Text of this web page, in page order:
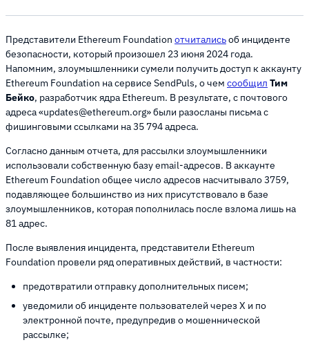
Представители Ethereum Foundation отчиталисьоб инциденте
безопасности, который произошел 23 июня 2024 года.
Напомним, злоумышленники сумели получить доступ к аккаунту
Ethereum Foundation на сервисе SendPuls, о чем сообщил Тим
Бейко, разработчик ядра Ethereum. В результате, с почтового
адреса «updates@ethereum.org» были разосланы письма с
фишинговыми ссылками на 35 794 адреса.
Согласно данным отчета, для рассылки злоумышленники
использовали собственную базу email-адресов. В аккаунте
Ethereum Foundation общее число адресов насчитывало 3759,
подавляющее большинство из них присутствовало в базе
злоумышленников, которая пополнилась после взлома лишь на
81 адрес.
После выявления инцидента, представители Ethereum
Foundation провели ряд оперативных действий, в частности:
предотвратили отправку дополнительных писем;
уведомили об инциденте пользователей через X и по
электронной почте, предупредив о мошеннической
рассылке;